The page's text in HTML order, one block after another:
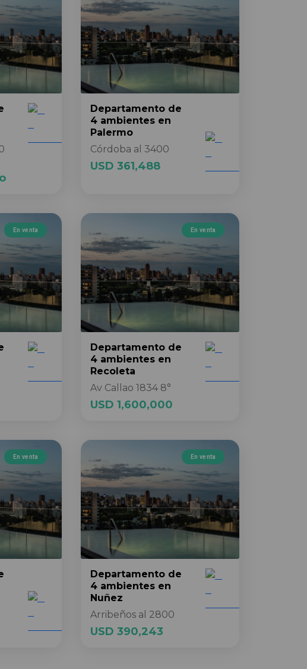
Departamento de
4 ambientes en
Palermo
Córdoba al 3400
USD 361,488
En venta En venta
Departamento de
4 ambientes en
Recoleta
Av Callao 1834 8°
USD 1,600,000
En venta En venta
Departamento de
4 ambientes en
Nuñez
Arribeños al 2800
USD 390,243